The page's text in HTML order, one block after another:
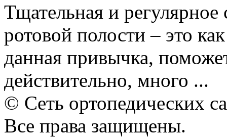
Тщательная и
ротовой полости – это
данная привычка,
действительно, много ...
© Сеть ортопедических
Все права защищены.